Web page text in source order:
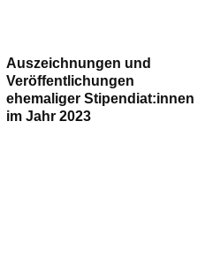
Auszeichnungen und
Veröffentlichungen
ehemaliger Stipendiat:innen
im Jahr 2023